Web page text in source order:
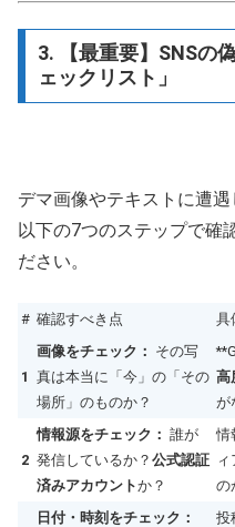
3. 【最重要】SNSの
ェックリスト」
デマ画像やテキストに遭
以下の7つのステップで確
ださい。
# 確認すべき点 具
1
画像をチェック： その写
真は本当に「今」の「その
場所」のものか？
高
が
2
情報源をチェック： 誰が
発信しているか？ 公式認証
済みアカウントか？
情
の
日付・時刻をチェック：
投